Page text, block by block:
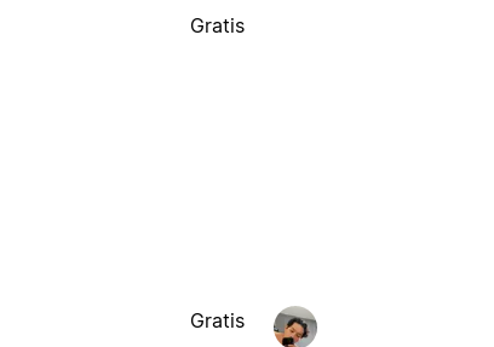
Gratis
Gratis